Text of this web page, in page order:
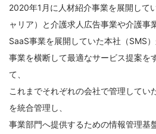
2020年1月に人材紹介事業を展開して
ャリア）と介護求人広告事業や介護事
SaaS事業を展開していた本社（SMS
事業を横断して最適なサービス提案を
て、
これまでそれぞれの会社で管理してい
を統合管理し、
事業部門へ提供するための情報管理基